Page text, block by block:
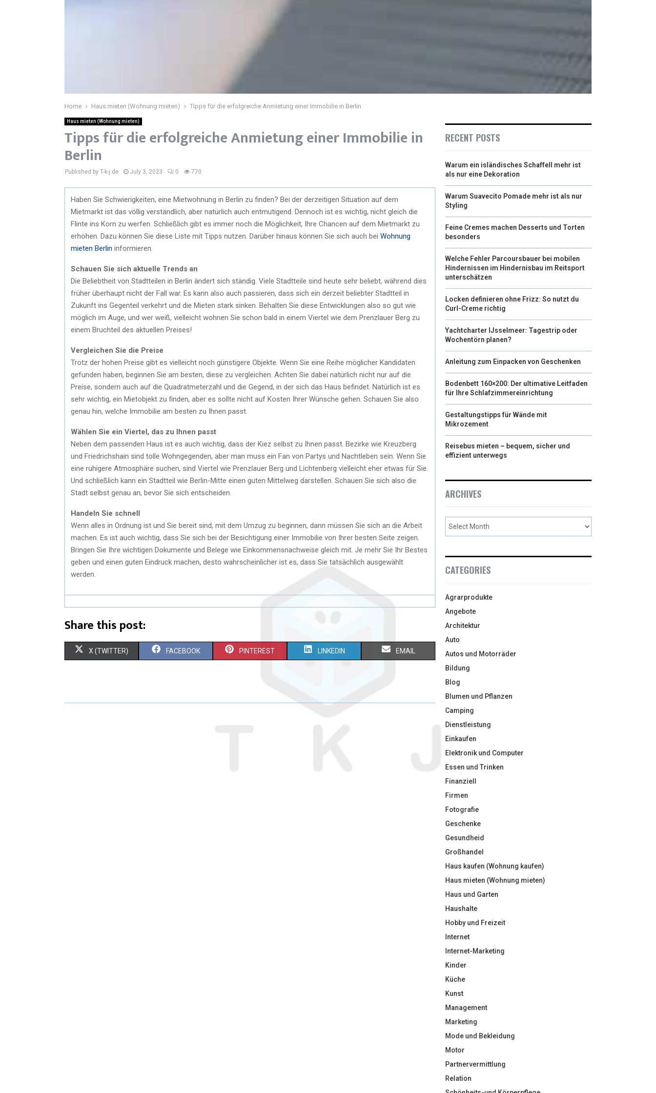
Home Haus mieten (Wohnung mieten) Tipps für die erfolgreiche Anmietung einer Immobilie in Berlin
Haus mieten (Wohnung mieten)
Tipps für die erfolgreiche Anmietung einer Immobilie in
Berlin
Published by T-k-j.de July 3, 2023 0 770
Haben Sie Schwierigkeiten, eine Mietwohnung in Berlin zu finden? Bei der derzeitigen Situation auf dem
Mietmarkt ist das völlig verständlich, aber natürlich auch entmutigend. Dennoch ist es wichtig, nicht gleich die
Flinte ins Korn zu werfen. Schließlich gibt es immer noch die Möglichkeit, Ihre Chancen auf dem Mietmarkt zu
erhöhen. Dazu können Sie diese Liste mit Tipps nutzen. Darüber hinaus können Sie sich auch bei Wohnung
mieten Berlin informieren.
Schauen Sie sich aktuelle Trends an
Die Beliebtheit von Stadtteilen in Berlin ändert sich ständig. Viele Stadtteile sind heute sehr beliebt, während dies
früher überhaupt nicht der Fall war. Es kann also auch passieren, dass sich ein derzeit beliebter Stadtteil in
Zukunft ins Gegenteil verkehrt und die Mieten stark sinken. Behalten Sie diese Entwicklungen also so gut wie
möglich im Auge, und wer weiß, vielleicht wohnen Sie schon bald in einem Viertel wie dem Prenzlauer Berg zu
einem Bruchteil des aktuellen Preises!
Vergleichen Sie die Preise
Trotz der hohen Preise gibt es vielleicht noch günstigere Objekte. Wenn Sie eine Reihe möglicher Kandidaten
gefunden haben, beginnen Sie am besten, diese zu vergleichen. Achten Sie dabei natürlich nicht nur auf die
Preise, sondern auch auf die Quadratmeterzahl und die Gegend, in der sich das Haus befindet. Natürlich ist es
sehr wichtig, ein Mietobjekt zu finden, aber es sollte nicht auf Kosten Ihrer Wünsche gehen. Schauen Sie also
genau hin, welche Immobilie am besten zu Ihnen passt.
Wählen Sie ein Viertel, das zu Ihnen passt
Neben dem passenden Haus ist es auch wichtig, dass der Kiez selbst zu Ihnen passt. Bezirke wie Kreuzberg
und Friedrichshain sind tolle Wohngegenden, aber man muss ein Fan von Partys und Nachtleben sein. Wenn Sie
eine ruhigere Atmosphäre suchen, sind Viertel wie Prenzlauer Berg und Lichtenberg vielleicht eher etwas für Sie.
Und schließlich kann ein Stadtteil wie Berlin-Mitte einen guten Mittelweg darstellen. Schauen Sie sich also die
Stadt selbst genau an, bevor Sie sich entscheiden.
Handeln Sie schnell
Wenn alles in Ordnung ist und Sie bereit sind, mit dem Umzug zu beginnen, dann müssen Sie sich an die Arbeit
machen. Es ist auch wichtig, dass Sie sich bei der Besichtigung einer Immobilie von Ihrer besten Seite zeigen.
Bringen Sie Ihre wichtigen Dokumente und Belege wie Einkommensnachweise gleich mit. Je mehr Sie Ihr Bestes
geben und einen guten Eindruck machen, desto wahrscheinlicher ist es, dass Sie tatsächlich ausgewählt
werden.
Share this post:
X (TWITTER) FACEBOOK PINTEREST LINKEDIN EMAIL
RECENT POSTS
Warum ein isländisches Schaffell mehr ist
als nur eine Dekoration
Warum Suavecito Pomade mehr ist als nur
Styling
Feine Cremes machen Desserts und Torten
besonders
Welche Fehler Parcoursbauer bei mobilen
Hindernissen im Hindernisbau im Reitsport
unterschätzen
Locken definieren ohne Frizz: So nutzt du
Curl-Creme richtig
Yachtcharter IJsselmeer: Tagestrip oder
Wochentörn planen?
Anleitung zum Einpacken von Geschenken
Bodenbett 160×200: Der ultimative Leitfaden
für Ihre Schlafzimmereinrichtung
Gestaltungstipps für Wände mit
Mikrozement
Reisebus mieten – bequem, sicher und
effizient unterwegs
ARCHIVES
CATEGORIES
Agrarprodukte
Angebote
Architektur
Auto
Autos und Motorräder
Bildung
Blog
Blumen und Pflanzen
Camping
Dienstleistung
Einkaufen
Elektronik und Computer
Essen und Trinken
Finanziell
Firmen
Fotografie
Geschenke
Gesundheid
Großhandel
Haus kaufen (Wohnung kaufen)
Haus mieten (Wohnung mieten)
Haus und Garten
Haushalte
Hobby und Freizeit
Internet
Internet-Marketing
Kinder
Küche
Kunst
Management
Marketing
Mode und Bekleidung
Motor
Partnervermittlung
Relation